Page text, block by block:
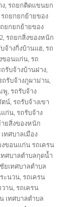
ง,รถยกติดแขนยก
รถยกยกย้ายของ
ยกยกย้ายของ
,รถยกสิ่งของหนัก
จ้างกิ่งบ้านแฮ,รถ
ขอนแก่น,รถ
ถรับจ้างบ้านฝาง,
ถรับจ้างภูผาม่าน,
พู,รถรับจ้าง
ตน์,รถรับจ้างเขา
แก่น,รถรับจ้าง
ยสิ่งของหนัก
ทศบาลเมือง
งขอนแก่น รถเครน
ทศบาลตำบลกุดน้ำ
ยเทศบาลตำบล
ะนวน,รถเครน
วาน,รถเครน
เทศบาลตำบล